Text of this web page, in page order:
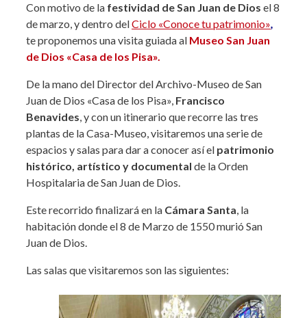
Con motivo de la festividad de San Juan de Dios el 8
de marzo, y dentro delCiclo «Conoce tu patrimonio»,
te proponemos una visita guiada al Museo San Juan
de Dios «Casa de los Pisa».
De la mano del Director del Archivo-Museo de San
Juan de Dios «Casa de los Pisa», Francisco
Benavides, y con un itinerario que recorre las tres
plantas de la Casa-Museo, visitaremos una serie de
espacios y salas para dar a conocer así el patrimonio
histórico, artístico y documental de la Orden
Hospitalaria de San Juan de Dios.
Este recorrido finalizará en la Cámara Santa, la
habitación donde el 8 de Marzo de 1550 murió San
Juan de Dios.
Las salas que visitaremos son las siguientes: